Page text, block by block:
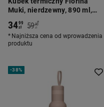
Muki, nierdzewny, 890 ml,
limonkowy
3499
zł 59 90
zł
*
Najniższa cena od wprowadzenia
produktu
-38%